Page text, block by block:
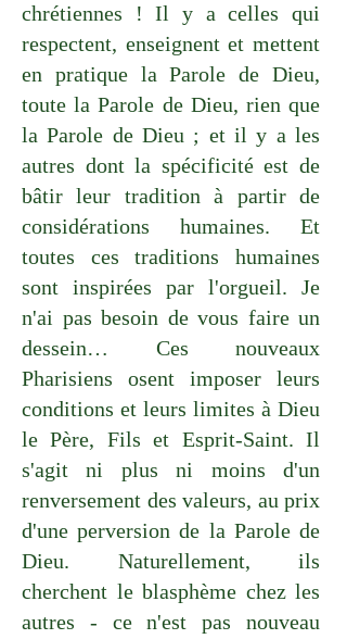
chrétiennes ! Il y a celles qui
respectent, enseignent et mettent
en pratique la Parole de Dieu,
toute la Parole de Dieu, rien que
la Parole de Dieu ; et il y a les
autres dont la spécificité est de
bâtir leur tradition à partir de
considérations humaines. Et
toutes ces traditions humaines
sont inspirées par l'orgueil. Je
n'ai pas besoin de vous faire un
dessein… Ces nouveaux
Pharisiens osent imposer leurs
conditions et leurs limites à Dieu
le Père, Fils et Esprit-Saint. Il
s'agit ni plus ni moins d'un
renversement des valeurs, au prix
d'une perversion de la Parole de
Dieu. Naturellement, ils
cherchent le blasphème chez les
autres - ce n'est pas nouveau